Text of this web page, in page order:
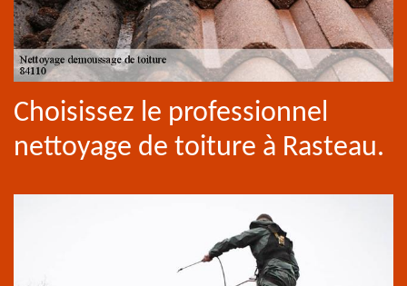
Choisissez le professionnel
nettoyage de toiture à Rasteau.